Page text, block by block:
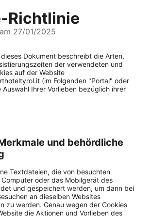
Richtlinie
27/01/2025
Dokument beschreibt die Arten,
der verwendeten und
auf der Website
(im Folgenden "Portal" oder
Auswahl Ihrer Vorlieben bezüglich ihrer
und behördliche
Textdateien, die von besuchten
oder das Mobilgerät des
und gespeichert werden, um dann bei
an dieselben Websites
zu werden. Genau wegen der Cookies
die Aktionen und Vorlieben des